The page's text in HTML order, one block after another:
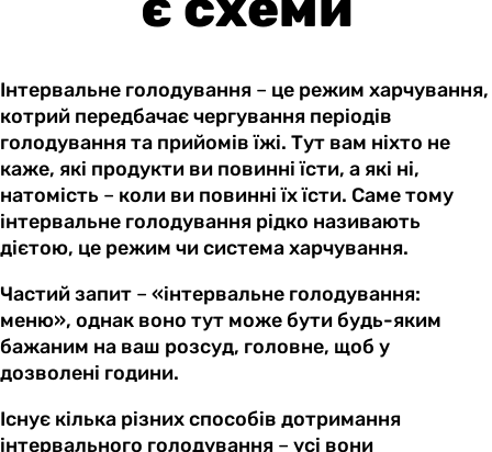
Інтервальне голодування – це режим харчування,
котрий передбачає чергування періодів
голодування та прийомів їжі. Тут вам ніхто не
каже, які продукти ви повинні їсти, а які ні,
натомість – коли ви повинні їх їсти. Саме тому
інтервальне голодування рідко називають
дієтою, це режим чи система харчування.
Частий запит – «інтервальне голодування:
меню», однак воно тут може бути будь-яким
бажаним на ваш розсуд, головне, щоб у
дозволені години.
Існує кілька різних способів дотримання
інтервального голодування – усі вони